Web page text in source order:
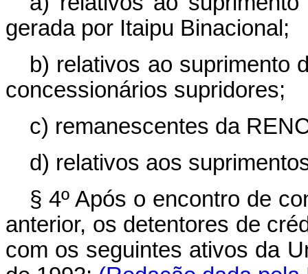
gerada por Itaipu Binacional;
b) relativos ao suprimento
concessionários supridores;
c) remanescentes da
d) relativos aos
§ 4º Após o encontro de
anterior, os detentores de
com os seguintes ativos da